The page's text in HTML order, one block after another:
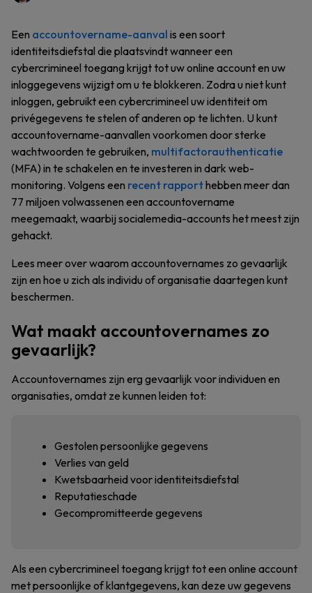
Een accountovername-aanval is een soort
identiteitsdiefstal die plaatsvindt wanneer een
cybercrimineel toegang krijgt tot uw online account en uw
inloggegevens wijzigt om u te blokkeren. Zodra u niet kunt
inloggen, gebruikt een cybercrimineel uw identiteit om
privégegevens te stelen of anderen op te lichten. U kunt
accountovername-aanvallen voorkomen door sterke
wachtwoorden te gebruiken, multifactorauthenticatie
(MFA) in te schakelen en te investeren in dark web-
monitoring. Volgens een recent rapporthebben meer dan
77 miljoen volwassenen een accountovername
meegemaakt, waarbij socialemedia-accounts het meest zijn
gehackt.
Lees meer over waarom accountovernames zo gevaarlijk
zijn en hoe u zich als individu of organisatie daartegen kunt
beschermen.
Wat maakt accountovernames zo
gevaarlijk?
Accountovernames zijn erg gevaarlijk voor individuen en
organisaties, omdat ze kunnen leiden tot:
Gestolen persoonlijke gegevens
Verlies van geld
Kwetsbaarheid voor identiteitsdiefstal
Reputatieschade
Gecompromitteerde gegevens
Als een cybercrimineel toegang krijgt tot een online account
met persoonlijke of klantgegevens, kan deze uw gegevens